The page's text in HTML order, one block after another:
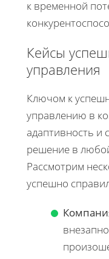
к временной
Кейсы
управления
Ключом к
управлению в
адаптивность и
решение в
Рассмотрим
успешно